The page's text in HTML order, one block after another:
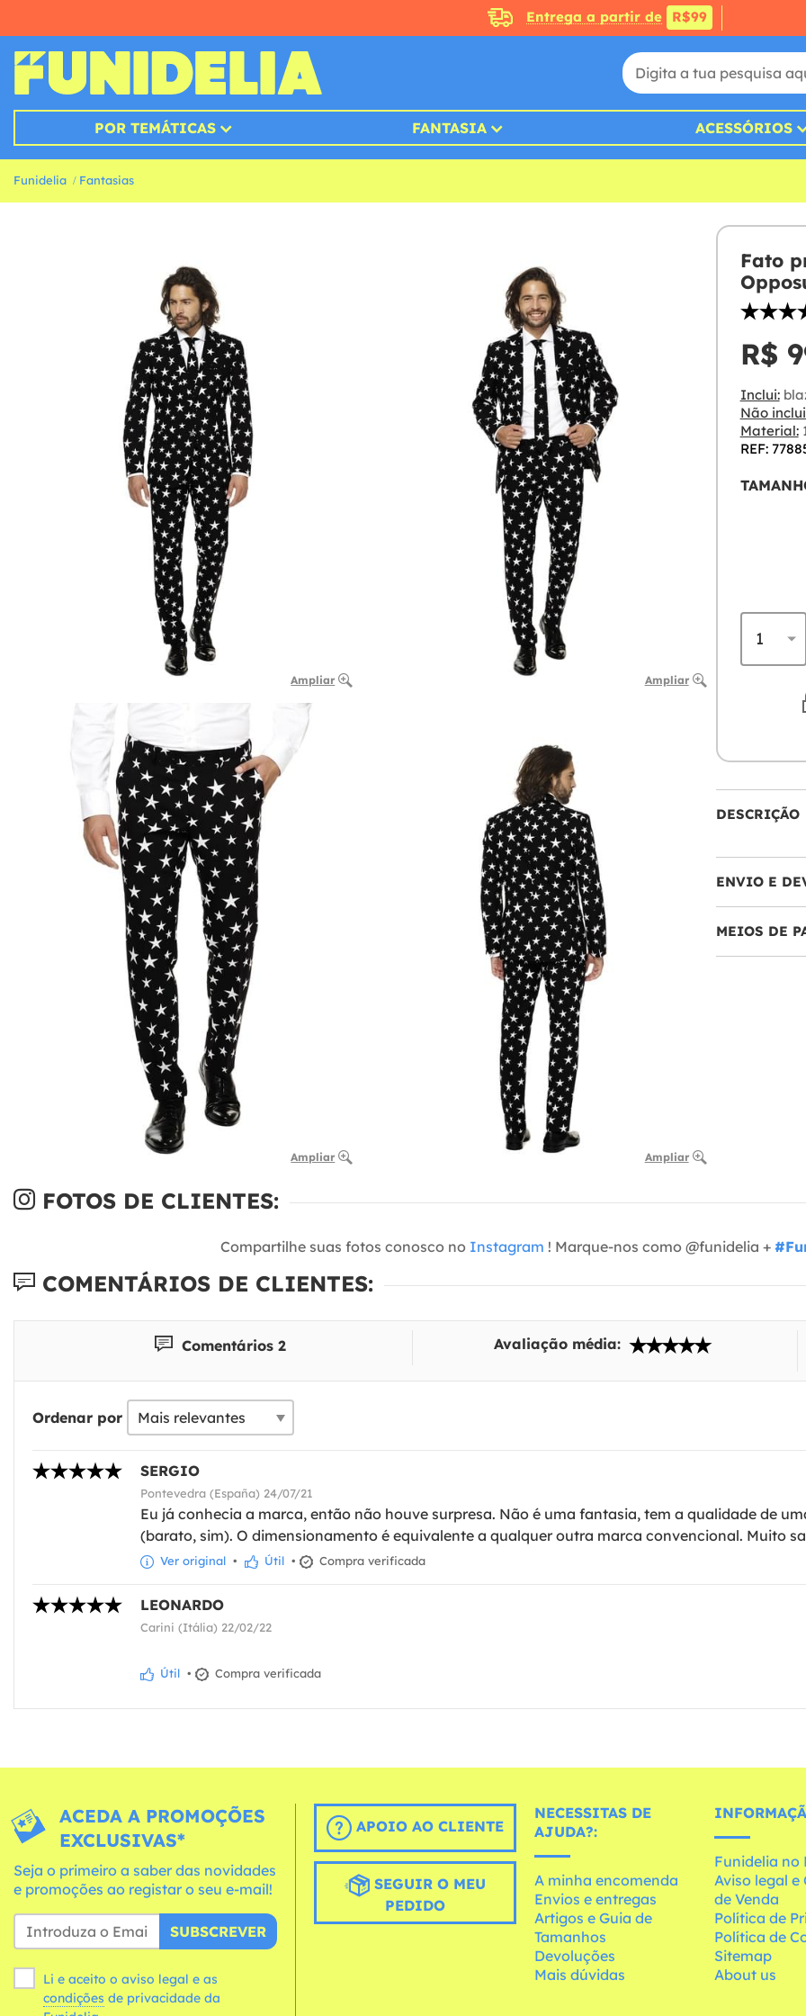
Entrega a partir de R$99
POR TEMÁTICAS FANTASIA ACESSÓRIOS
Funidelia Fantasias
Ampliar Ampliar
Ampliar Ampliar
Fato
R$
Inclui:
Não
Material:
REF:
DESCRIÇÃO
ENVIO E
MEIOS DE
FOTOS DE CLIENTES:
Compartilhe suas fotos conosco no Instagram ! Marque-nos como @funidelia +
COMENTÁRIOS DE CLIENTES:
Comentários 2 Avaliação média:
Ordenar por
SERGIO
Pontevedra (España) 24/07/21
Eu já conhecia a marca, então não houve surpresa. Não é uma fantasia, tem a qualidade de
(barato, sim). O dimensionamento é equivalente a qualquer outra marca convencional. Muito
Ver original • Útil • Compra verificada
LEONARDO
Carini (Itália) 22/02/22
Útil • Compra verificada
ACEDA A PROMOÇÕES
EXCLUSIVAS*
Seja o primeiro a saber das novidades
e promoções ao registar o seu e-mail!
SUBSCREVER
Li e aceito o aviso legal e as
condições
APOIO AO CLIENTE
SEGUIR O MEU
PEDIDO
NECESSITAS DE
AJUDA?:
A minha encomenda
Envios e entregas
Artigos e Guia de
Tamanhos
Devoluções
Mais dúvidas
Funidelia no
Aviso legal e
de Venda
Política de
Política de
Sitemap
About us